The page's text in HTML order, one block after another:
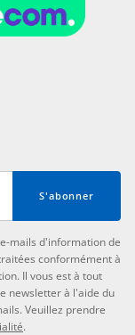
S'abonner
mails d'information de
conformément à
Il vous est à tout
newsletter à l'aide du
Veuillez prendre
.